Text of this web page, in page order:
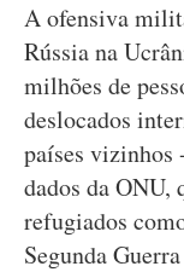
A ofensiva
Rússia na
milhões de
deslocados
países vizinhos
dados da ONU,
refugiados
Segunda